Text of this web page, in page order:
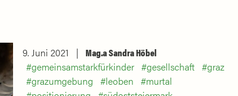
9. Juni 2021
Mag.a Sandra Höbel
gemeinsamstarkfürkinder
gesellschaft
graz
grazumgebung
leoben
murtal